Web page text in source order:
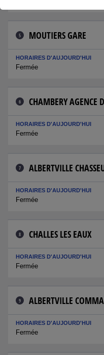
5 MOUTIERS GARE
HORAIRES D'AUJOURD'HUI
Fermée
6 CHAMBERY AGENCE
HORAIRES D'AUJOURD'HUI
Fermée
7 ALBERTVILLE
HORAIRES D'AUJOURD'HUI
Fermée
8 CHALLES LES EAUX
HORAIRES D'AUJOURD'HUI
Fermée
9 ALBERTVILLE
HORAIRES D'AUJOURD'HUI
Fermée